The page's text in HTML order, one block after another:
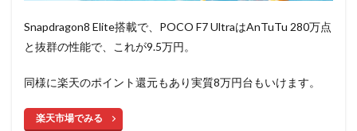
Snapdragon8 Elite搭載で、POCO F7 UltraはAnTuTu 280万点
と抜群の性能で、これが9.5万円。
同様に楽天のポイント還元もあり実質8万円台もいけます。
楽天市場でみる